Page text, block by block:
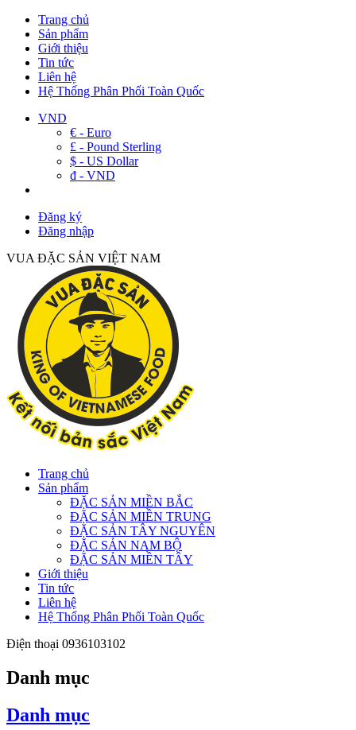
Trang chủ
Sản phẩm
Giới thiệu
Tin tức
Liên hệ
Hệ Thống Phân Phối Toàn Quốc
VND
€ - Euro
£ - Pound Sterling
$ - US Dollar
đ - VND
Đăng ký
Đăng nhập
VUA ĐẶC SẢN VIỆT NAM
Trang chủ
Sản phẩm
ĐẶC SẢN MIỀN BẮC
ĐẶC SẢN MIỀN TRUNG
ĐẶC SẢN TÂY NGUYÊN
ĐẶC SẢN NAM BỘ
ĐẶC SẢN MIỀN TÂY
Giới thiệu
Tin tức
Liên hệ
Hệ Thống Phân Phối Toàn Quốc
Điện thoại 0936103102
Danh mục
Danh mục